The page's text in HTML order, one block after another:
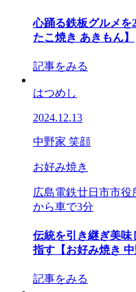
心踊る鉄板グルメを
たこ焼き あきもん】
記事をみる
はつめし
2024.12.13
中野家 笑顔
お好み焼き
広島電鉄廿日市市役
から車で3分
伝統を引き継ぎ美味
指す【お好み焼き 中
記事をみる